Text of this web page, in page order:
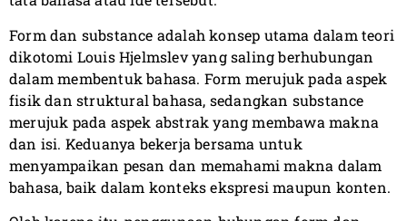
Form dan substance adalah konsep utama dalam teori
dikotomi Louis Hjelmslev yang saling berhubungan
dalam membentuk bahasa. Form merujuk pada aspek
fisik dan struktural bahasa, sedangkan substance
merujuk pada aspek abstrak yang membawa makna
dan isi. Keduanya bekerja bersama untuk
menyampaikan pesan dan memahami makna dalam
bahasa, baik dalam konteks ekspresi maupun konten.